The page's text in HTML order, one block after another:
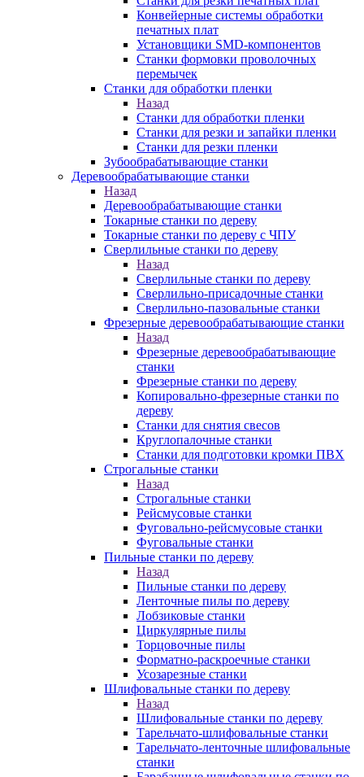
Конвейерные системы обработки
печатных плат
Установщики SMD-компонентов
Станки формовки проволочных
перемычек
Станки для обработки пленки
Назад
Станки для обработки пленки
Станки для резки и запайки пленки
Станки для резки пленки
Зубообрабатывающие станки
Деревообрабатывающие станки
Назад
Деревообрабатывающие станки
Токарные станки по дереву
Токарные станки по дереву с ЧПУ
Сверлильные станки по дереву
Назад
Сверлильные станки по дереву
Сверлильно-присадочные станки
Сверлильно-пазовальные станки
Фрезерные деревообрабатывающие станки
Назад
Фрезерные деревообрабатывающие
станки
Фрезерные станки по дереву
Копировально-фрезерные станки по
дереву
Станки для снятия свесов
Круглопалочные станки
Станки для подготовки кромки ПВХ
Строгальные станки
Назад
Строгальные станки
Рейсмусовые станки
Фуговально-рейсмусовые станки
Фуговальные станки
Пильные станки по дереву
Назад
Пильные станки по дереву
Ленточные пилы по дереву
Лобзиковые станки
Циркулярные пилы
Торцовочные пилы
Форматно-раскроечные станки
Усозарезные станки
Шлифовальные станки по дереву
Назад
Шлифовальные станки по дереву
Тарельчато-шлифовальные станки
Тарельчато-ленточные шлифовальные
станки